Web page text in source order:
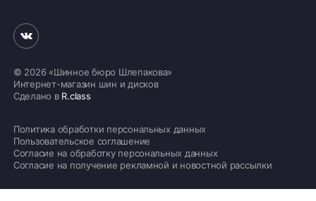
© 2026 «Шинное бюро Шлепакова»
Интернет-магазин шин и дисков
Сделано в R.class
Политика обработки персональных данных
Пользовательское соглашение
Согласие на обработку персональных данных
Согласие на получение рекламной и новостной рассылки